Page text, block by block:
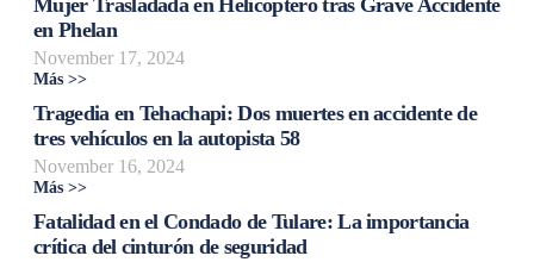
en Phelan
November 17, 2024
Más >>
Tragedia en Tehachapi: Dos muertes en accidente de
tres vehículos en la autopista 58
November 16, 2024
Más >>
Fatalidad en el Condado de Tulare: La importancia
crítica del cinturón de seguridad